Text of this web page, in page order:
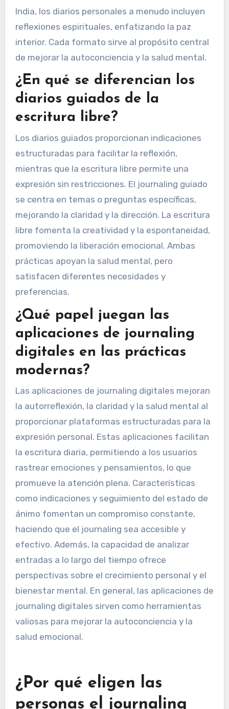
India, los diarios personales a menudo incluyen
reflexiones espirituales, enfatizando la paz
interior. Cada formato sirve al propósito central
de mejorar la autoconciencia y la salud mental.
¿En qué se diferencian los
diarios guiados de la
escritura libre?
Los diarios guiados proporcionan indicaciones
estructuradas para facilitar la reflexión,
mientras que la escritura libre permite una
expresión sin restricciones. El journaling guiado
se centra en temas o preguntas específicas,
mejorando la claridad y la dirección. La escritura
libre fomenta la creatividad y la espontaneidad,
promoviendo la liberación emocional. Ambas
prácticas apoyan la salud mental, pero
satisfacen diferentes necesidades y
preferencias.
¿Qué papel juegan las
aplicaciones de journaling
digitales en las prácticas
modernas?
Las aplicaciones de journaling digitales mejoran
la autorreflexión, la claridad y la salud mental al
proporcionar plataformas estructuradas para la
expresión personal. Estas aplicaciones facilitan
la escritura diaria, permitiendo a los usuarios
rastrear emociones y pensamientos, lo que
promueve la atención plena. Características
como indicaciones y seguimiento del estado de
ánimo fomentan un compromiso constante,
haciendo que el journaling sea accesible y
efectivo. Además, la capacidad de analizar
entradas a lo largo del tiempo ofrece
perspectivas sobre el crecimiento personal y el
bienestar mental. En general, las aplicaciones de
journaling digitales sirven como herramientas
valiosas para mejorar la autoconciencia y la
salud emocional.